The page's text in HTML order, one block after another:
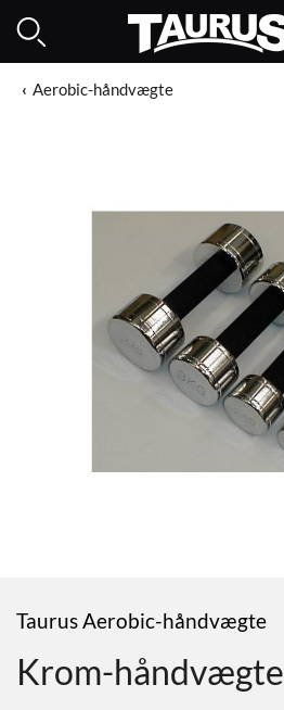
Aerobic-håndvægte
Taurus Aerobic-håndvægte
Krom-håndvægte